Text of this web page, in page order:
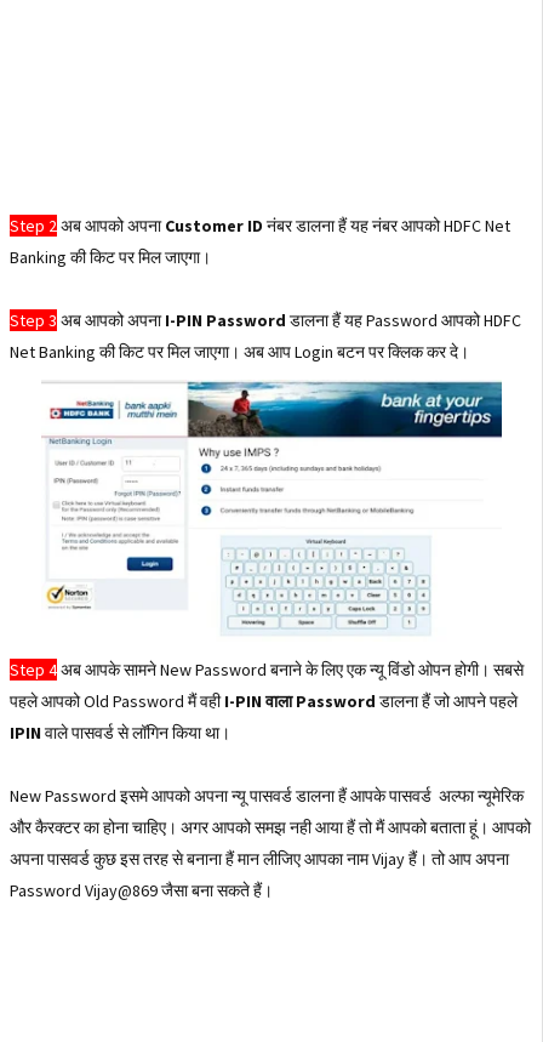
Step 2 अब आपको अपनाCustomer ID नंबर डालना हैं यह नंबर आपको HDFC Net
Banking की किट पर मिल जाएगा।
Step 3 अब आपको अपनाI-PIN Password डालना हैं यह Password आपको HDFC
Net Banking की किट पर मिल जाएगा। अब आप Login बटन पर क्लिक कर दे।
Step 4अब आपके सामने New Password बनाने के लिए एक न्यू विंडो ओपन होगी। सबसे
पहले आपको Old Password मैं वहीI-PIN वाला Password डालना हैं जो आपने पहले
IPIN वाले पासवर्ड से लॉगिन किया था।
New Password इसमे आपको अपना न्यू पासवर्ड डालना हैं आपके पासवर्ड अल्फा न्यूमेरिक
और कैरक्टर का होना चाहिए। अगर आपको समझ नही आया हैं तो मैं आपको बताता हूं। आपको
अपना पासवर्ड कुछ इस तरह से बनाना हैं मान लीजिए आपका नाम Vijay हैं। तो आप अपना
Password Vijay@869 जैसा बना सकते हैं।